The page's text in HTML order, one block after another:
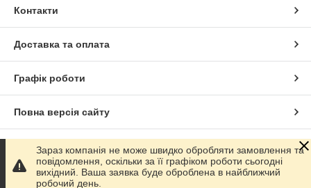
Контакти
Доставка та оплата
Графік роботи
Повна версія сайту
Сайт створено на маркетплейсіProm.ua
Політика конфіденційності
Зараз компанія не може швидко обробляти замовлення та
повідомлення, оскільки за її графіком роботи сьогодні
вихідний. Ваша заявка буде оброблена в найближчий
робочий день.